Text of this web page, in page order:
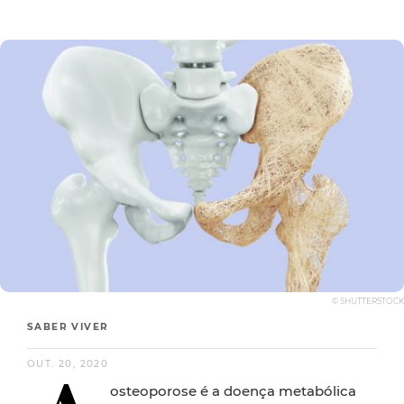
© SHUTTERSTOCK
SABER VIVER
OUT. 20, 2020
osteoporose é a doença metabólica